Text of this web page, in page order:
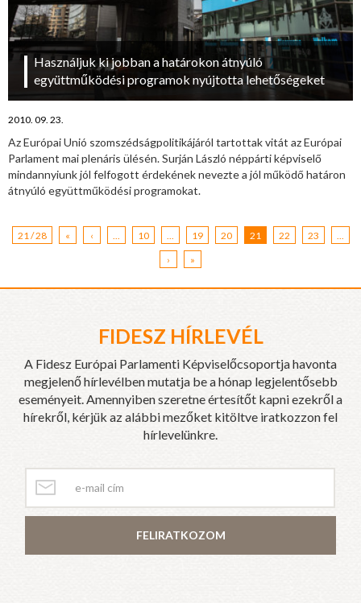
Használjuk ki jobban a határokon átnyúló
együttműködési programok nyújtotta lehetőségeket
2010. 09. 23.
Az Európai Unió szomszédságpolitikájáról tartottak vitát az Európai
Parlament mai plenáris ülésén. Surján László néppárti képviselő
mindannyiunk jól felfogott érdekének nevezte a jól működő határon
átnyúló együttműködési programokat.
21 / 28 « ‹ 10 19 20 21 22 23
›
»
FIDESZ HÍRLEVÉL
A Fidesz Európai Parlamenti Képviselőcsoportja havonta
megjelenő hírlevélben mutatja be a hónap legjelentősebb
eseményeit. Amennyiben szeretne értesítőt kapni ezekről a
hírekről, kérjük az alábbi mezőket kitöltve iratkozzon fel
hírlevelünkre.
FELIRATKOZOM